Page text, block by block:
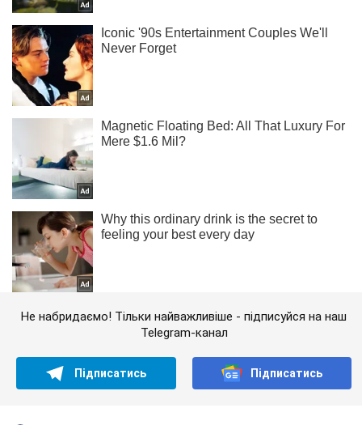
Не набридаємо! Тільки найважливіше - підписуйся на наш
Telegram-канал
Підписатись Підписатись